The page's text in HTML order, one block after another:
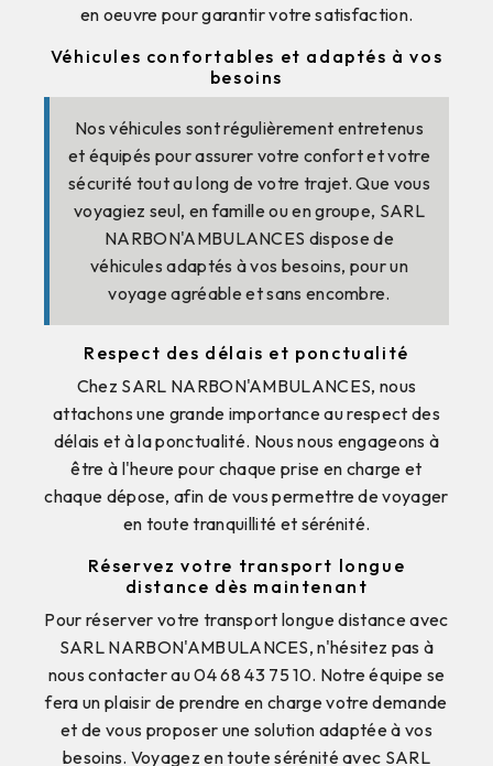
en oeuvre pour garantir votre satisfaction.
Véhicules confortables et adaptés à vos
besoins
Nos véhicules sont régulièrement entretenus
et équipés pour assurer votre confort et votre
sécurité tout au long de votre trajet. Que vous
voyagiez seul, en famille ou en groupe, SARL
NARBON'AMBULANCES dispose de
véhicules adaptés à vos besoins, pour un
voyage agréable et sans encombre.
Respect des délais et ponctualité
Chez SARL NARBON'AMBULANCES, nous
attachons une grande importance au respect des
délais et à la ponctualité. Nous nous engageons à
être à l'heure pour chaque prise en charge et
chaque dépose, afin de vous permettre de voyager
en toute tranquillité et sérénité.
Réservez votre transport longue
distance dès maintenant
Pour réserver votre transport longue distance avec
SARL NARBON'AMBULANCES, n'hésitez pas à
nous contacter au 04 68 43 75 10. Notre équipe se
fera un plaisir de prendre en charge votre demande
et de vous proposer une solution adaptée à vos
besoins. Voyagez en toute sérénité avec SARL